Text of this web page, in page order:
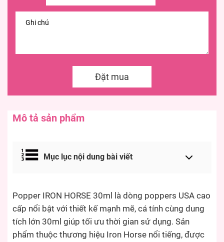
Đặt mua
Mô tả sản phẩm
Mục lục nội dung bài viết
Popper IRON HORSE 30ml là dòng poppers USA cao
cấp nổi bật với thiết kế mạnh mẽ, cá tính cùng dung
tích lớn 30ml giúp tối ưu thời gian sử dụng. Sản
phẩm thuộc thương hiệu Iron Horse nổi tiếng, được